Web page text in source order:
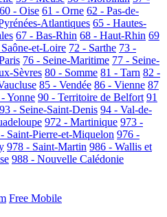
60 - Oise 61 - Orne 62 - Pas-de-
Atlantiques 65 - Hautes-
67 - Bas-Rhin 68 - Haut-Rhin 69
et-Loire 72 - Sarthe 73 -
76 - Seine-Maritime 77 - Seine-
Sèvres 80 - Somme 81 - Tarn 82 -
85 - Vendée 86 - Vienne 87
Yonne 90 - Territoire de Belfort 91
93 - Seine-Saint-Denis 94 - Val-de-
972 - Martinique 973 -
Saint-Pierre-et-Miquelon 976 -
978 - Saint-Martin 986 - Wallis et
988 - Nouvelle Calédonie
Free Mobile